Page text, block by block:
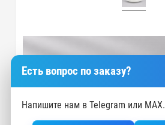
Есть вопрос по заказу?
Напишите нам в Telegram или MAX.